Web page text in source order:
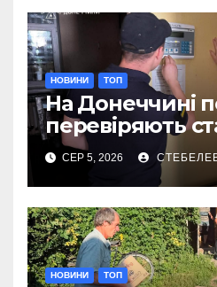
НОВИНИ ТОП
На Донеччині
перевіряють
споруд
СЕР 5, 2026
НОВИНИ ТОП